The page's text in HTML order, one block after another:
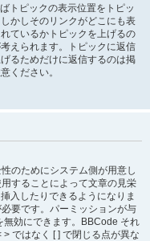
トピックの表示位置をトピッ
かしそのリンクがどこにも表
ているかトピックを上げるの
えられます。トピックに返信
るためだけに返信するのは掲
ください。
のためにシステム側が用意し
することによって文章の見栄
入したりできるようになりま
要です。パーミッションが与
無効にできます。BBCode それ
ではなく [ ] で閉じる点が異な